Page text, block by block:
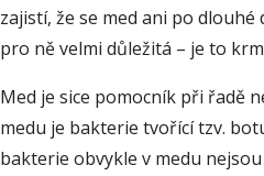
zajistí, že se med ani po
pro ně velmi důležitá – je to
Med je sice pomocník při řadě
medu je bakterie tvořící tzv.
bakterie obvykle v medu